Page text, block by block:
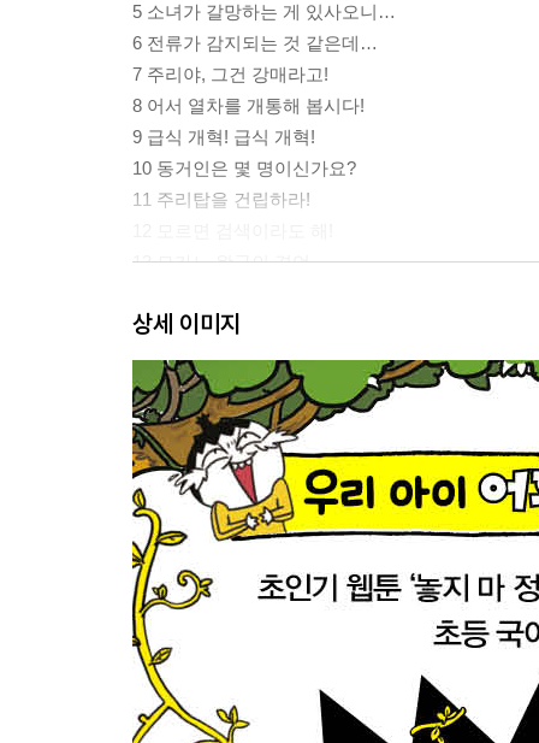
5 소녀가 갈망하는 게 있사오니…
6 전류가 감지되는 것 같은데…
7 주리야, 그건 강매라고!
8 어서 열차를 개통해 봅시다!
9 급식 개혁! 급식 개혁!
10 동거인은 몇 명이신가요?
11 주리탑을 건립하라!
13 모카노 왕국의 격언
15 꽃에 안 좋은 편견이 있어!
16 오래 뛰면 산소 결핍이 와서…
17 엄마에 대한 경외심이 없어!
18 벌써 그런 경지에 오르다니!
19 여기 배경 빨리 바꿔 줘!
20 이 경로가 맞긴 한 거요?
놓지 마 어휘 퀴즈!
21 난 외계인에게 계시를 받았거든!
22 어쩜, 매질도 고상하시네요
23 고난을 극복해야 우승할 수 있어!
24 네 사고방식은 온통 절약뿐이냐!
25 뭔가 수상한 알바 모집 공고
26 회장 선거에 나선 주리의 공약
27 역시 우리의 공존은 힘든 것인가
상세 이미지